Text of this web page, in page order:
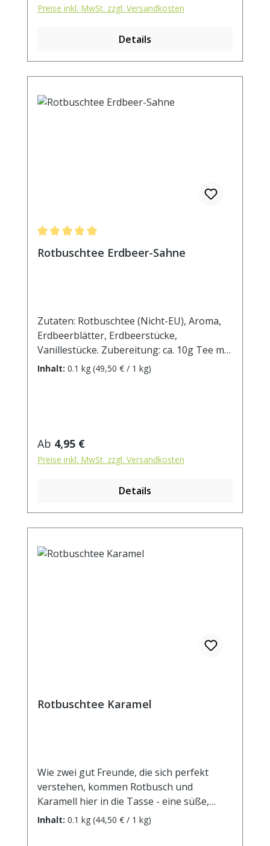
Preise inkl. MwSt. zzgl. Versandkosten
Details
Durchschnittliche Bewertung von 5 von 5 Sternen
Rotbuschtee Erdbeer-Sahne
Zutaten: Rotbuschtee (Nicht-EU), Aroma,
Erdbeerblätter, Erdbeerstücke,
Vanillestücke. Zubereitung: ca. 10g Tee mit
1 l. kochendem Wasser aufgiessen.
Inhalt: 0.1 kg (49,50 € / 1 kg)
Regulärer Preis:
Ab 4,95 €
Preise inkl. MwSt. zzgl. Versandkosten
Details
Rotbuschtee Karamel
Wie zwei gut Freunde, die sich perfekt
verstehen, kommen Rotbusch und
Karamell hier in die Tasse - eine süße,
harmonische Beziehung, die einfach
Inhalt: 0.1 kg (44,50 € / 1 kg)